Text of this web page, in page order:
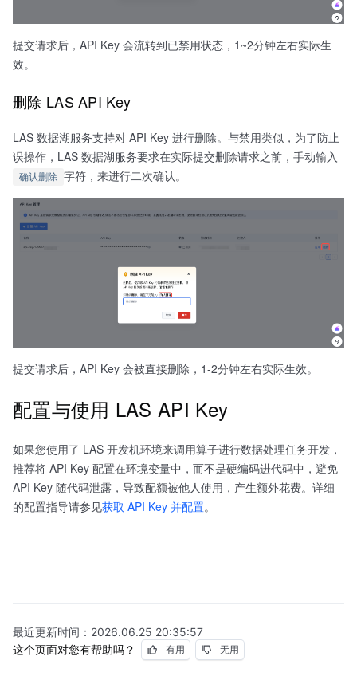
提交请求后，API Key 会流转到已禁用状态，1~2分钟左右实际生
效。
删除 LAS API Key
LAS 数据湖服务支持对 API Key 进行删除。与禁用类似，为了防止
误操作，LAS 数据湖服务要求在实际提交删除请求之前，手动输入
确认删除 字符，来进行二次确认。
提交请求后，API Key 会被直接删除，1-2分钟左右实际生效。
配置与使用 LAS API Key
如果您使用了 LAS 开发机环境来调用算子进行数据处理任务开发，
推荐将 API Key 配置在环境变量中，而不是硬编码进代码中，避免
API Key 随代码泄露，导致配额被他人使用，产生额外花费。详细
的配置指导请参见获取 API Key 并配置。
最近更新时间： 2026.06.25 20:35:57
这个页面对您有帮助吗？
有用 无用